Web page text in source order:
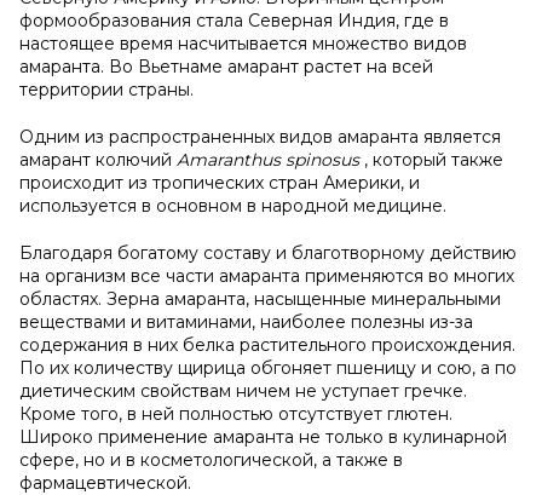
формообразования стала Северная Индия, где в
настоящее время насчитывается множество видов
амаранта. Во Вьетнаме амарант растет на всей
территории страны.
Одним из распространенных видов амаранта является
амарант колючий Amaranthus spinosus , который также
происходит из тропических стран Америки, и
используется в основном в народной медицине.
Благодаря богатому составу и благотворному действию
на организм все части амаранта применяются во многих
областях. Зерна амаранта, насыщенные минеральными
веществами и витаминами, наиболее полезны из-за
содержания в них белка растительного происхождения.
По их количеству щирица обгоняет пшеницу и сою, а по
диетическим свойствам ничем не уступает гречке.
Кроме того, в ней полностью отсутствует глютен.
Широко применение амаранта не только в кулинарной
сфере, но и в косметологической, а также в
фармацевтической.